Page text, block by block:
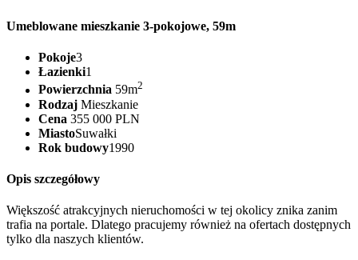
Umeblowane mieszkanie 3-pokojowe, 59m
Pokoje3
Łazienki1
Powierzchnia 59m2
Rodzaj Mieszkanie
Cena 355 000 PLN
MiastoSuwałki
Rok budowy1990
Opis szczegółowy
Większość atrakcyjnych nieruchomości w tej okolicy znika zanim
trafia na portale. Dlatego pracujemy również na ofertach dostępnych
tylko dla naszych klientów.